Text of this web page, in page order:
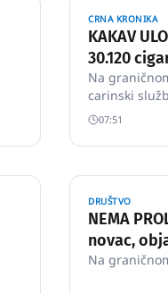
CRNA KRONIKA
KAKAV
30.120
Na graničnom
carinski službenici spriječili
30.120
07:51
DRUŠTVO
NEMA
novac,
Na